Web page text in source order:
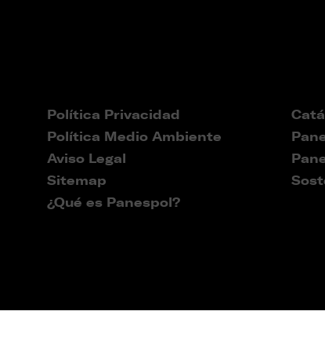
Política Privacidad
Política Medio Ambiente
Aviso Legal
Sitemap
¿Qué es Panespol?